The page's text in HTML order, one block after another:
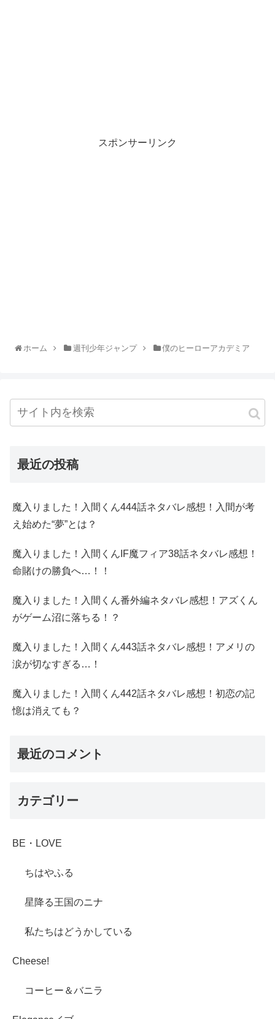
スポンサーリンク
ホーム 週刊少年ジャンプ 僕のヒーローアカデミア
最近の投稿
魔入りました！入間くん444話ネタバレ感想！入間が考
え始めた“夢”とは？
魔入りました！入間くんIF魔フィア38話ネタバレ感想！
命賭けの勝負へ…！！
魔入りました！入間くん番外編ネタバレ感想！アズくん
がゲーム沼に落ちる！？
魔入りました！入間くん443話ネタバレ感想！アメリの
涙が切なすぎる…！
魔入りました！入間くん442話ネタバレ感想！初恋の記
憶は消えても？
最近のコメント
カテゴリー
BE・LOVE
ちはやふる
星降る王国のニナ
私たちはどうかしている
Cheese!
コーヒー＆バニラ